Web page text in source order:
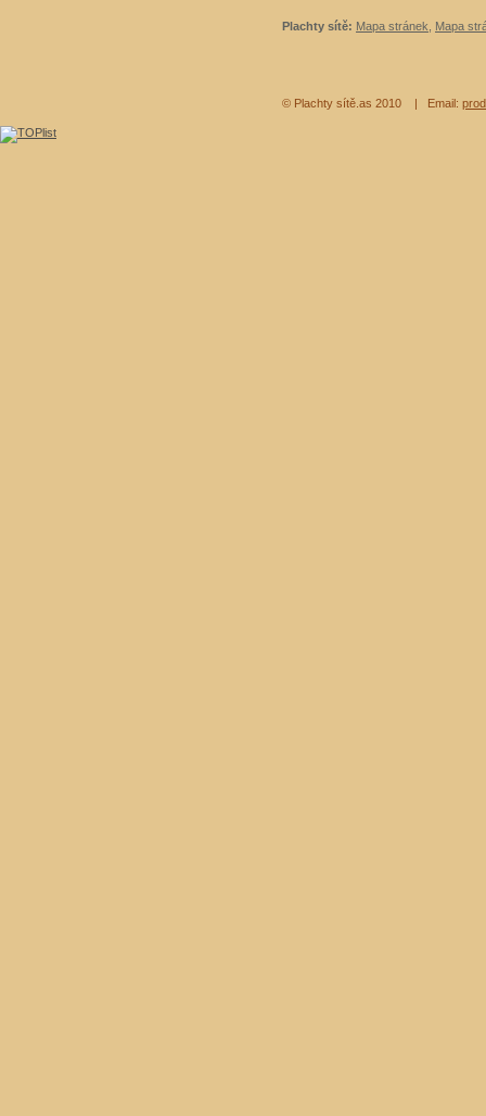
Plachty sítě: Mapa stránek Mapa
© Plachty sítě.as 2010 | Email: